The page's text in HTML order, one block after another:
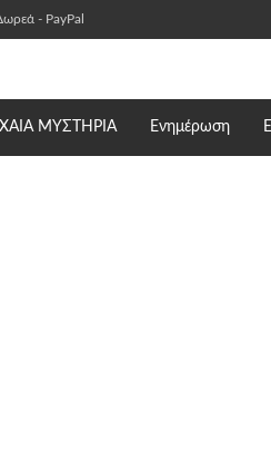
- PayPal
ΜΥΣΤΗΡΙΑ Ενημέρωση